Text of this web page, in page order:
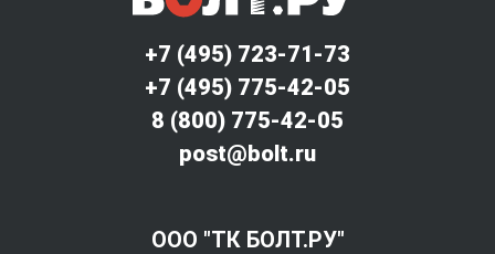
+7 (495) 723-71-73
+7 (495) 775-42-05
8 (800) 775-42-05
post@bolt.ru
ООО "ТК БОЛТ.РУ"